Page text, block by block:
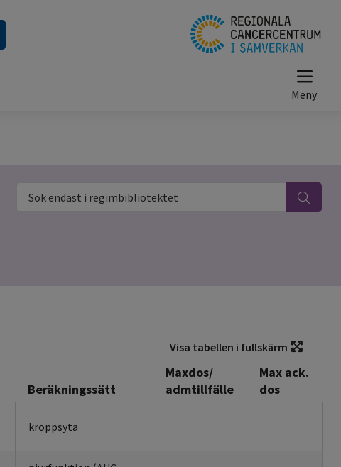
Sök endast i regimbibliotektet
Visa tabellen i fullskärm
Beräkningssätt
Maxdos/
admtillfälle
Max ack.
dos
kroppsyta